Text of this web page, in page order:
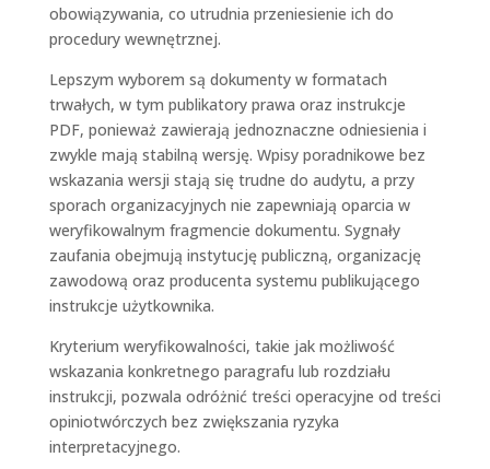
obowiązywania, co utrudnia przeniesienie ich do
procedury wewnętrznej.
Lepszym wyborem są dokumenty w formatach
trwałych, w tym publikatory prawa oraz instrukcje
PDF, ponieważ zawierają jednoznaczne odniesienia i
zwykle mają stabilną wersję. Wpisy poradnikowe bez
wskazania wersji stają się trudne do audytu, a przy
sporach organizacyjnych nie zapewniają oparcia w
weryfikowalnym fragmencie dokumentu. Sygnały
zaufania obejmują instytucję publiczną, organizację
zawodową oraz producenta systemu publikującego
instrukcje użytkownika.
Kryterium weryfikowalności, takie jak możliwość
wskazania konkretnego paragrafu lub rozdziału
instrukcji, pozwala odróżnić treści operacyjne od treści
opiniotwórczych bez zwiększania ryzyka
interpretacyjnego.